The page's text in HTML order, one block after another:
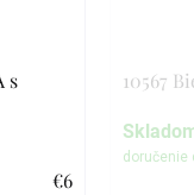
s
€6
10567